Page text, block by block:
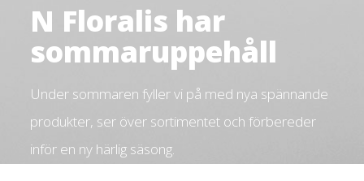
N Floralis har
sommaruppehåll
Under sommaren fyller vi på med nya spännande
produkter, ser över sortimentet och förbereder
inför en ny härlig säsong.